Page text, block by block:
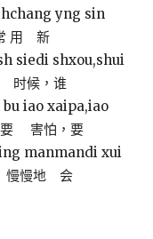
yng sin
用 新
siedi shxou,shui
候，谁
iao xaipa,iao
害怕，要
manmandi xui
慢地 会